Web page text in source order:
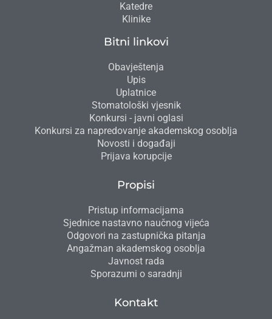
Katedre
Klinike
Bitni linkovi
Obavještenja
Upis
Uplatnice
Stomatološki vjesnik
Konkursi - javni oglasi
Konkursi za napredovanje akademskog osoblja
Novosti i događaji
Prijava korupcije
Propisi
Pristup informacijama
Sjednice nastavno naučnog vijeća
Odgovori na zastupnička pitanja
Angažman akademskog osoblja
Javnost rada
Sporazumi o saradnji
Kontakt